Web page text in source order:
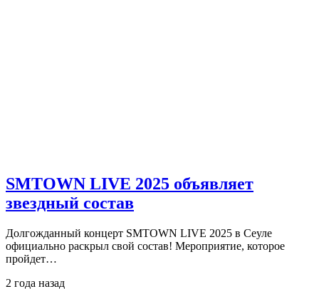
SMTOWN LIVE 2025 объявляет
звездный состав
Долгожданный концерт SMTOWN LIVE 2025 в Сеуле
официально раскрыл свой состав! Мероприятие, которое
пройдет…
2 года назад